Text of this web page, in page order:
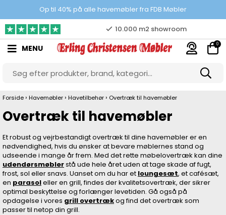
Op til 40% på alle havemøbler fra FDB Møbler
100% danskejet webshop
Prisgaranti
10.000 m2 showroom
Gratis & gode parkeringsforhold
MENU 0
Forside › Havemøbler › Havetilbehør › Overtræk til havemøbler
Overtræk til havemøbler
Et robust og vejrbestandigt overtræk til dine havemøbler er en
nødvendighed, hvis du ønsker at bevare møblernes stand og
udseende i mange år frem. Med det rette møbelovertræk kan dine
udendørsmøblerstå ude hele året uden at tage skade af fugt,
frost, sol eller snavs. Uanset om du har et loungesæt, et cafésæt,
en parasoleller en grill, findes der kvalitetsovertræk, der sikrer
optimal beskyttelse og forlænger levetiden. Gå også på
opdagelse i vores grill overtrækog find det overtræk som
passer til netop din grill.